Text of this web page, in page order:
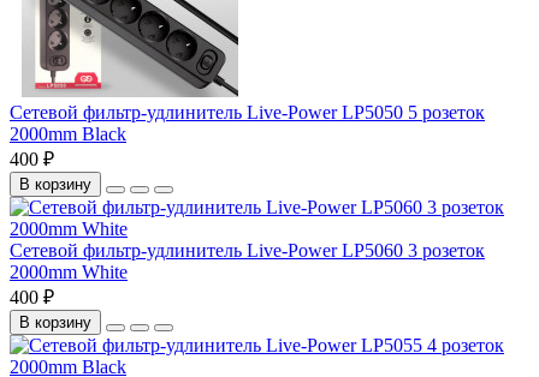
Сетевой фильтр-удлинитель Live-Power LP5050 5 розеток
2000mm Black
400 ₽
В корзину
Сетевой фильтр-удлинитель Live-Power LP5060 3 розеток
2000mm White
400 ₽
В корзину